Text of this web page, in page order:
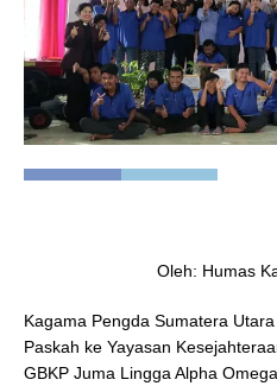
Oleh: Humas
Kagama Pengda Sumatera
Paskah ke Yayasan
GBKP Juma Lingga Alpha